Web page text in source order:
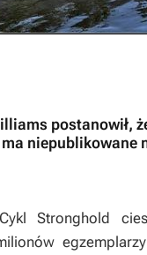
postanowił,
niepublikowane
Stronghold